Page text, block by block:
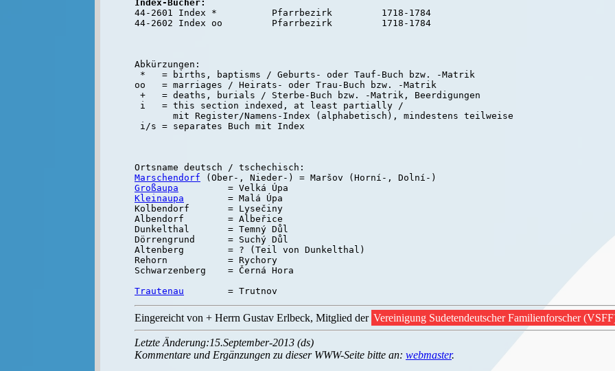
Index-Bücher:
44-2601 Index *          Pfarrbezirk         1718-1784
Abkürzungen:
*   = births, baptisms / Geburts- oder Tauf-Buch bzw. -Matrik
oo   = marriages / Heirats- oder Trau-Buch bzw. -Matrik
+   = deaths, burials / Sterbe-Buch bzw. -Matrik, Beerdigungen
i   = this section indexed, at least partially /
       mit Register/Namens-Index (alphabetisch), mindestens teilweise
Marschendorf
Großaupa
Kleinaupa
        = Malá Úpa
Kolbendorf       = Lysečiny
Albendorf        = Albeřice
Dunkelthal       = Temný Důl
Dörrengrund      = Suchý Důl
Altenberg        = ? (Teil von Dunkelthal)
Rehorn           = Rychory
Schwarzenberg    = Černá Hora
Trautenau
Eingereicht von + Herrn Gustav Erlbeck, Mitglied der Vereinigung Sudetendeutscher Familienforscher
Letzte Änderung:15.September-2013 (ds)
Kommentare und Ergänzungen zu dieser WWW-Seite bitte an: webmaster.